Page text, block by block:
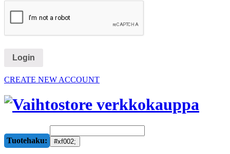
CREATE NEW ACCOUNT
Tuotehaku: